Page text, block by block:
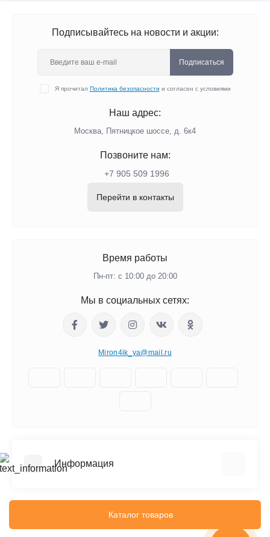
Подписывайтесь на новости и акции:
Подписаться
Я прочитал Политика безопасности и согласен с условиями
Наш адрес:
Москва, Пятницкое шоссе, д. 6к4
Позвоните нам:
+7 905 509 1996
Перейти в контакты
Время работы
Пн-пт: с 10:00 до 20:00
Мы в социальных сетях:
Miron4ik_ya@mail.ru
Информация
Политика безопасности
Каталог товаров